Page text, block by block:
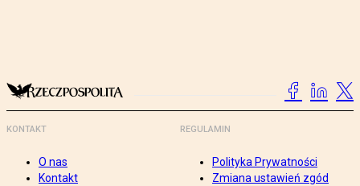
KONTAKT
O nas
Kontakt
REGULAMIN
Polityka Prywatności
Zmiana ustawień zgód